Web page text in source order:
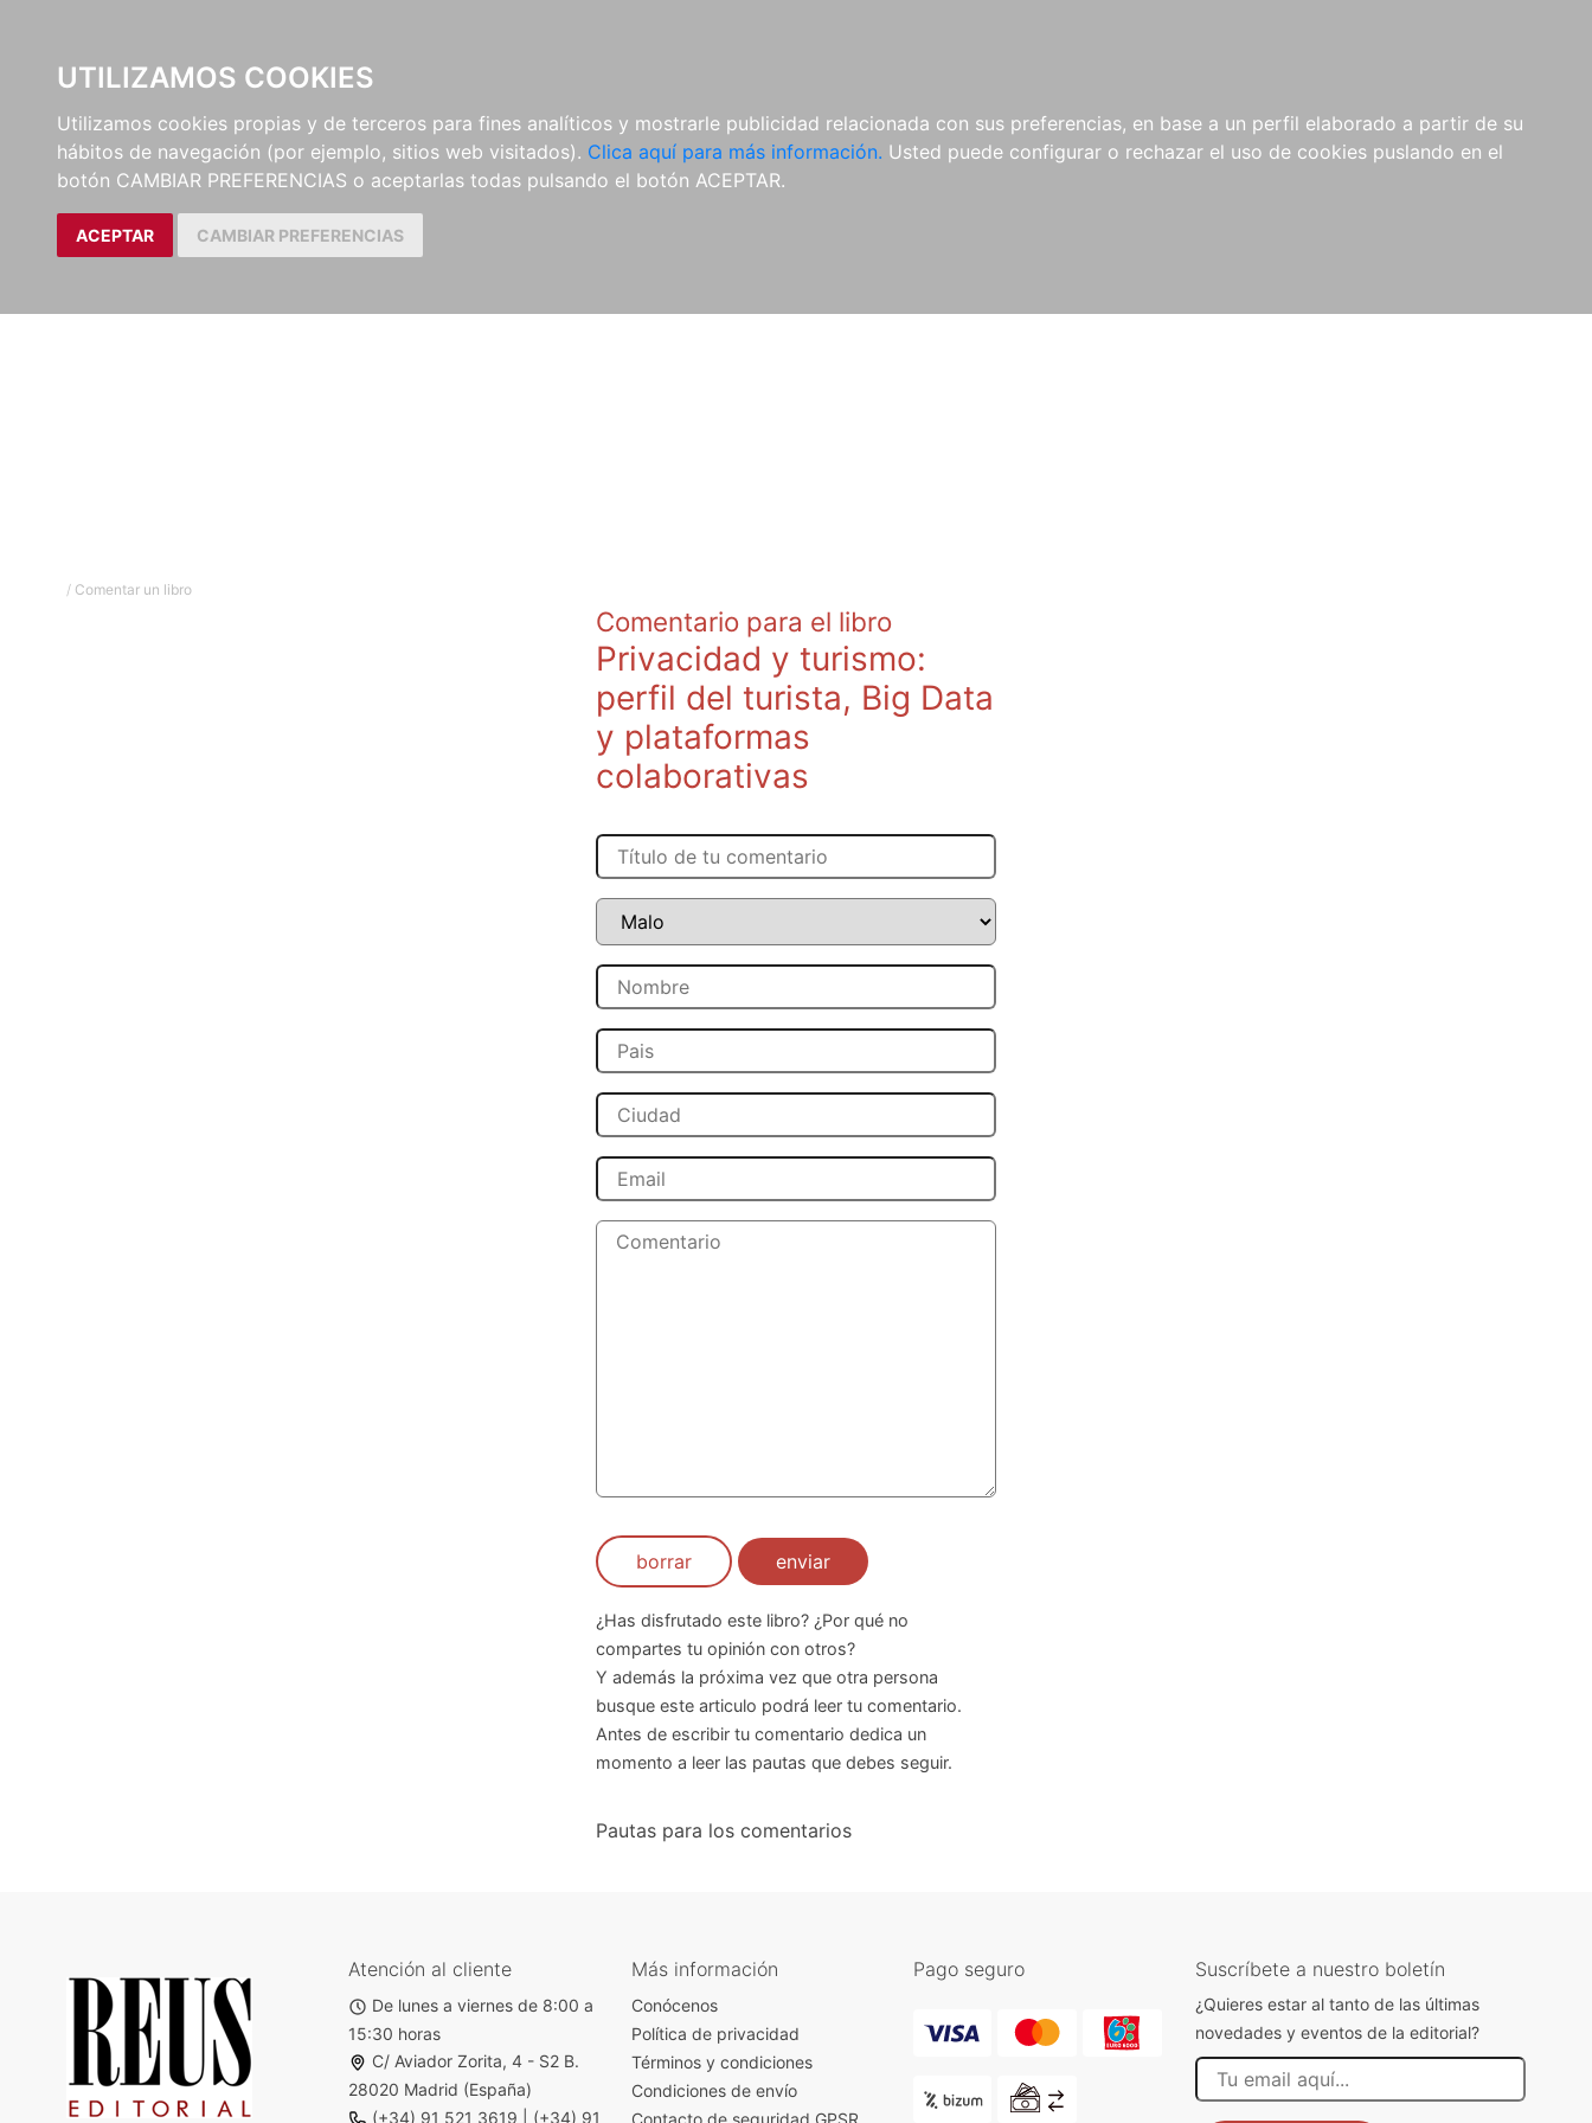
UTILIZAMOS COOKIES
Utilizamos cookies propias y de terceros para fines analíticos y mostrarle publicidad relacionada con sus preferencias, en base a un perfil elaborado a partir de su
hábitos de navegación (por ejemplo, sitios web visitados). Clica aquí para más información. Usted puede configurar o rechazar el uso de cookies puslando en el
botón CAMBIAR PREFERENCIAS o aceptarlas todas pulsando el botón ACEPTAR.
ACEPTAR CAMBIAR PREFERENCIAS
EDITORIAL E-BOOKS
LibrosAutoresColecciones
/ Comentar un libro
Comentario para el libro
Privacidad y turismo:
perfil del turista, Big Data
y plataformas
colaborativas
borrar enviar
¿Has disfrutado este libro? ¿Por qué no
compartes tu opinión con otros?
Y además la próxima vez que otra persona
busque este articulo podrá leer tu comentario.
Antes de escribir tu comentario dedica un
momento a leer las pautas que debes seguir.
Pautas para los comentarios
Atención al cliente
De lunes a viernes de 8:00 a
15:30 horas
C/ Aviador Zorita, 4 - S2 B.
28020 Madrid (España)
(+34) 91 521 3619
(+34) 91
Más información
Conócenos
Política de privacidad
Términos y condiciones
Condiciones de envío
Contacto de seguridad GPSR
Pago seguro Suscríbete a nuestro boletín
¿Quieres estar al tanto de las últimas
novedades y eventos de la editorial?